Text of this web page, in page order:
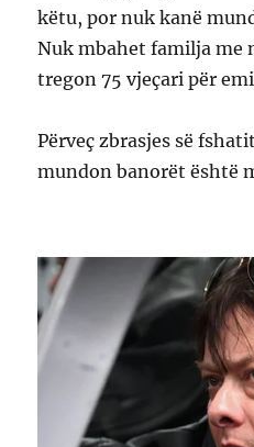
këtu, por nuk kanë
Nuk mbahet familja me
tregon 75 vjeçari për
Përveç zbrasjes së
mundon banorët është